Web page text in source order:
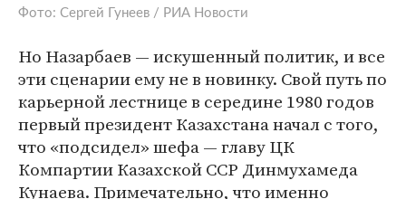
Фото: Сергей Гунеев / РИА Новости
Но Назарбаев — искушенный политик, и все
эти сценарии ему не в новинку. Свой путь по
карьерной лестнице в середине 1980 годов
первый президент Казахстана начал с того,
что «подсидел» шефа — главу ЦК
Компартии Казахской ССР Динмухамеда
Кунаева. Примечательно, что именно